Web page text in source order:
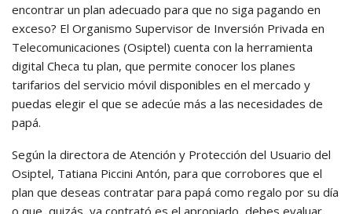
encontrar un plan adecuado para que no siga pagando en
exceso? El Organismo Supervisor de Inversión Privada en
Telecomunicaciones (Osiptel) cuenta con la herramienta
digital Checa tu plan, que permite conocer los planes
tarifarios del servicio móvil disponibles en el mercado y
puedas elegir el que se adecúe más a las necesidades de
papá.
Según la directora de Atención y Protección del Usuario del
Osiptel, Tatiana Piccini Antón, para que corrobores que el
plan que deseas contratar para papá como regalo por su día